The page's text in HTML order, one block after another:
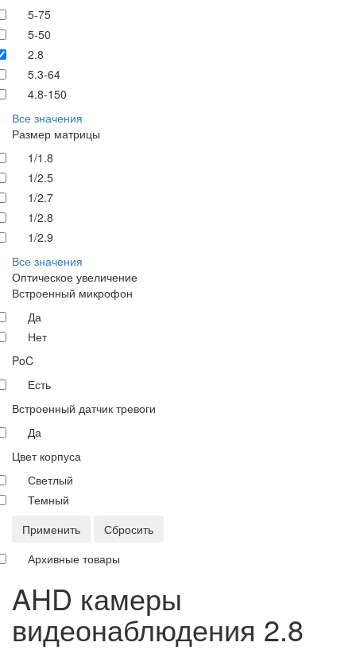
5-75
5-50
2.8
5.3-64
4.8-150
Все значения
Размер матрицы
1/1.8
1/2.5
1/2.7
1/2.8
1/2.9
Все значения
Оптическое увеличение
Встроенный микрофон
Да
Нет
PoC
Есть
Встроенный датчик тревоги
Да
Цвет корпуса
Светлый
Темный
Применить
Сбросить
Архивные товары
AHD камеры
видеонаблюдения 2.8